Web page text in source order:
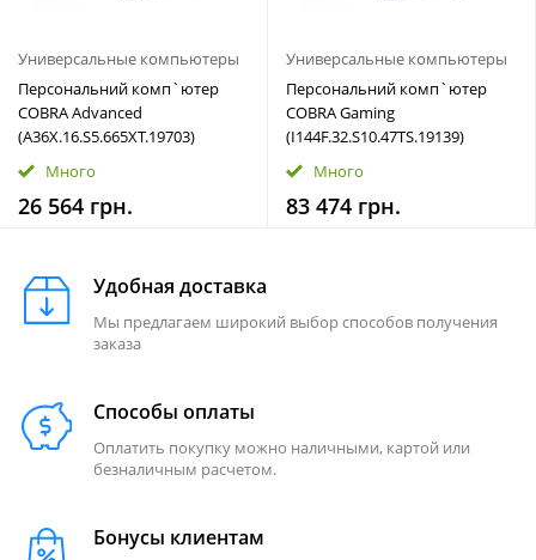
Универсальные компьютеры
Персональний комп`ютер
COBRA Advanced
(A36X.16.S5.665XT.19703)
Много
26 564 грн.
Универсальные компьютеры
Персональний комп`ютер
COBRA Gaming
(I144F.32.S10.47TS.19139)
Много
83 474 грн.
Удобная доставка
Мы предлагаем широкий выбор способов получения
заказа
Способы оплаты
Оплатить покупку можно наличными, картой или
безналичным расчетом.
Бонусы клиентам